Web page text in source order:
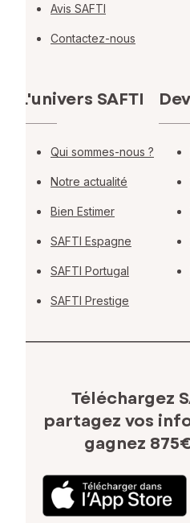
Avis SAFTI
Contactez-nous
L'univers SAFTI
Qui sommes-nous ?
Notre actualité
Bien Estimer
SAFTI Espagne
SAFTI Portugal
SAFTI Prestige
Téléchargez
partagez vos
gagnez